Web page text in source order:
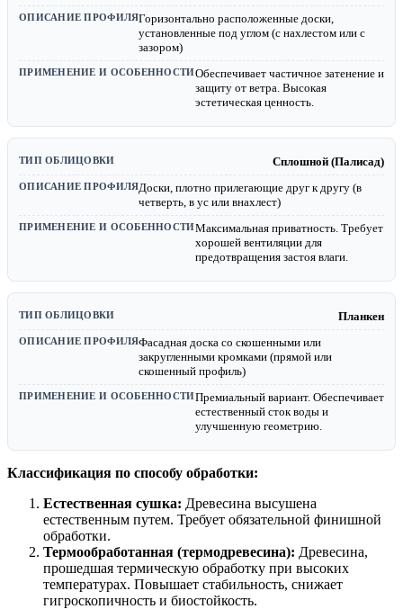
Горизонтально расположенные доски,
установленные под углом (с нахлестом или с
зазором)
Обеспечивает частичное затенение и
защиту от ветра. Высокая
эстетическая ценность.
Сплошной (Палисад)
Доски, плотно прилегающие друг к другу (в
четверть, в ус или внахлест)
Максимальная приватность. Требует
хорошей вентиляции для
предотвращения застоя влаги.
Планкен
Фасадная доска со скошенными или
закругленными кромками (прямой или
скошенный профиль)
Премиальный вариант. Обеспечивает
естественный сток воды и
улучшенную геометрию.
Классификация по способу обработки:
Естественная сушка: Древесина высушена
естественным путем. Требует обязательной финишной
обработки.
Термообработанная (термодревесина): Древесина,
прошедшая термическую обработку при высоких
температурах. Повышает стабильность, снижает
гигроскопичность и биостойкость.